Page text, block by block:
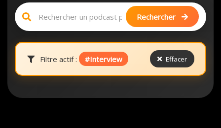
Rechercher
Filtre actif : #Interview Effacer